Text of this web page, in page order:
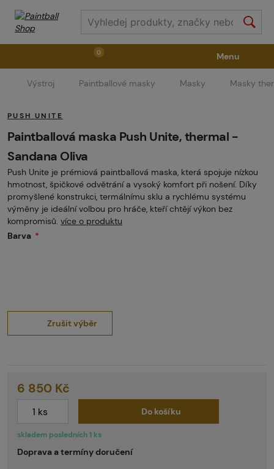
0
Zbraně Příslušenství ke zbraním Výstroj
Střelivo Masky Vzduch / CO2
Díly pro značkovače / Hřiště Oblečení / Obuv
Pyrotechnika II. Jakost
Menu
Výstroj Paintballové masky Masky Masky
PUSH UNITE
Paintballová maska Push Unite, thermal -
Sandana Oliva
Push Unite je prémiová paintballová maska, která spojuje nízkou
hmotnost, špičkové odvětrání a vysoký komfort při nošení. Díky
promyšlené konstrukci, termálnímu sklu a rychlému systému
výměny je ideální volbou pro hráče, kteří chtějí výkon bez
kompromisů. více o produktu
Barva
Zrušit výběr
skladem posledních 1 ks
6 850 Kč
Do košíku
Doprava a termíny doručení